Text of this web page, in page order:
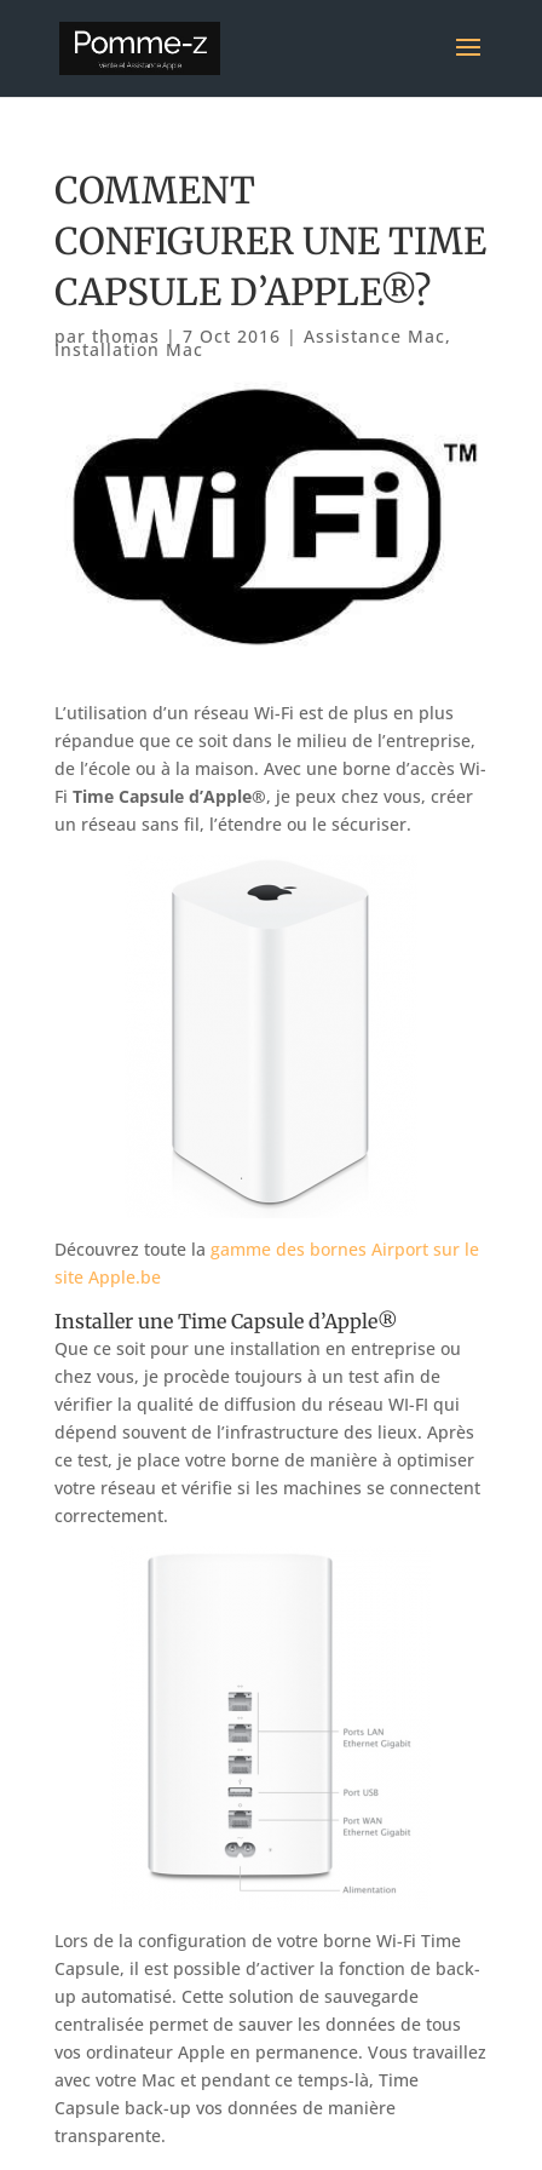
COMMENT
CONFIGURER UNE TIME
CAPSULE D’APPLE®?
par thomas | 7 Oct 2016 | Assistance Mac,
Installation Mac
L’utilisation d’un réseau Wi-Fi est de plus en plus
répandue que ce soit dans le milieu de l’entreprise,
de l’école ou à la maison. Avec une borne d’accès Wi-
Fi Time Capsule d’Apple®, je peux chez vous, créer
un réseau sans fil, l’étendre ou le sécuriser.
Découvrez toute la gamme des bornes Airport sur le
site Apple.be
Installer une Time Capsule d’Apple®
Que ce soit pour une installation en entreprise ou
chez vous, je procède toujours à un test afin de
vérifier la qualité de diffusion du réseau WI-FI qui
dépend souvent de l’infrastructure des lieux. Après
ce test, je place votre borne de manière à optimiser
votre réseau et vérifie si les machines se connectent
correctement.
Lors de la configuration de votre borne Wi-Fi Time
Capsule, il est possible d’activer la fonction de back-
up automatisé. Cette solution de sauvegarde
centralisée permet de sauver les données de tous
vos ordinateur Apple en permanence. Vous travaillez
avec votre Mac et pendant ce temps-là, Time
Capsule back-up vos données de manière
transparente.